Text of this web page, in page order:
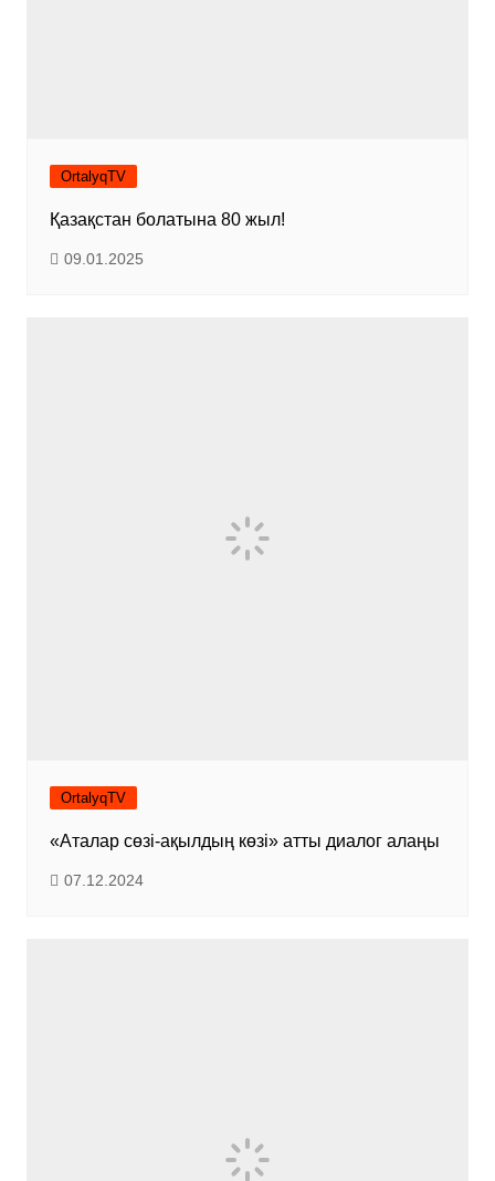
OrtalyqTV
Қазақстан болатына 80 жыл!
09.01.2025
OrtalyqTV
«Аталар сөзі-ақылдың көзі» атты диалог алаңы
07.12.2024